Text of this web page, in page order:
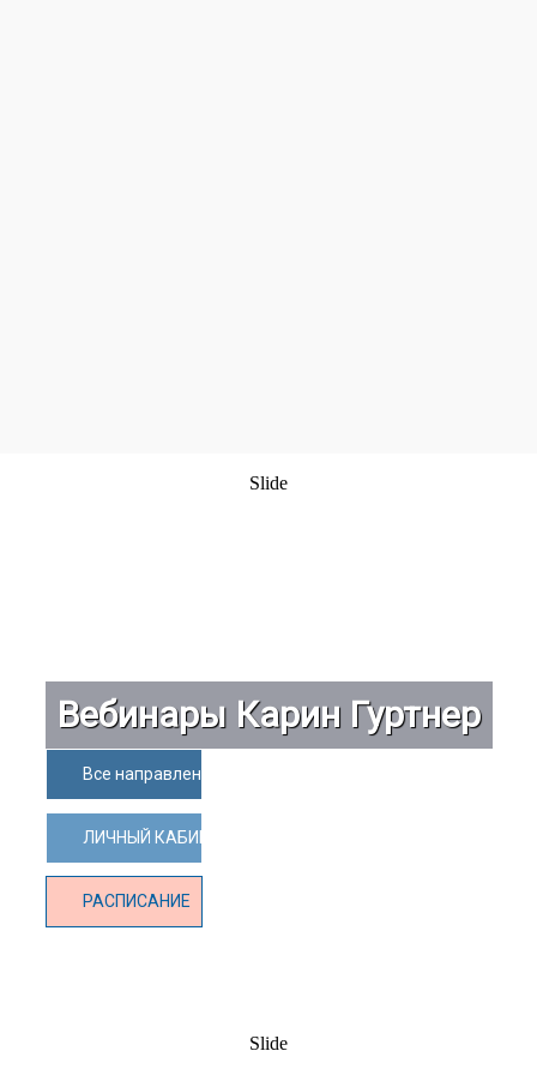
Slide
Вебинары Карин Гуртнер
Все направления Центра ПРАКТИКА
ЛИЧНЫЙ КАБИНЕТ СТУДЕНТА
РАСПИСАНИЕ
Slide